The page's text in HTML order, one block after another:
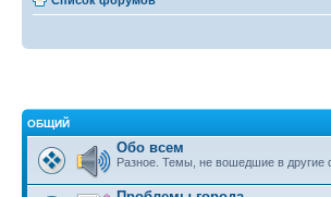
ОБЩИЙ
Обо всем
Разное. Темы, не вошедшие в другие